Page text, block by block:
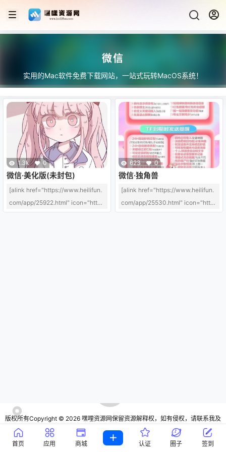
微信
实用的Mac软件免费下载网站，一站式玩转MacOS系统！
1.3k 0
微信·美化版(未封包)
[alink href="https://www.heilifun.
com/app/25922.html" icon="http
623 0
微信·独角兽
[alink href="https://www.heilifun.
com/app/25530.html" icon="http
版权所有Copyright © 2026 嘿哩资源网保留资源解释权，如有侵权，请联系我及
时处理
宁ICP备16000147号 ・
宁公网安备64010602000805号
查询 11 次，耗时 0.5596 秒
首页 应用 商城 认证 圈子 签到